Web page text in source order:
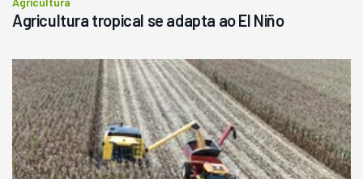
Agricultura tropical se adapta ao El Niño